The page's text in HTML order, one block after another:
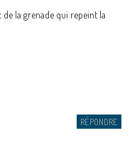
la grenade qui repeint la
RÉPONDRE